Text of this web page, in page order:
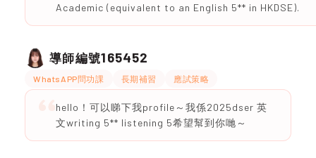
Academic (equivalent to an English 5** in HKDSE).
導師編號165452
WhatsAPP問功課 長期補習 應試策略
hello！可以睇下我profile～我係2025dser 英
文writing 5** listening 5希望幫到你哋～